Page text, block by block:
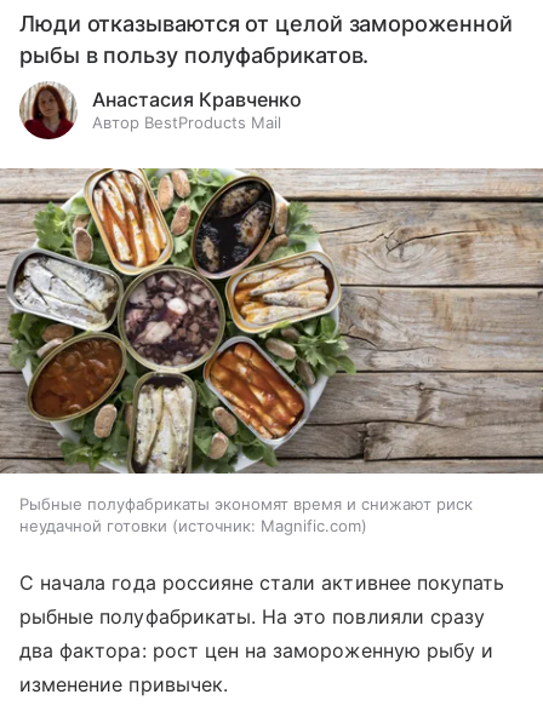
Люди отказываются от целой замороженной
рыбы в пользу полуфабрикатов.
Анастасия Кравченко
Автор BestProducts Mail
Рыбные полуфабрикаты экономят время и снижают риск
неудачной готовки
источник: Magnific.com
С начала года россияне стали активнее покупать
рыбные полуфабрикаты. На это повлияли сразу
два фактора: рост цен на замороженную рыбу и
изменение привычек.